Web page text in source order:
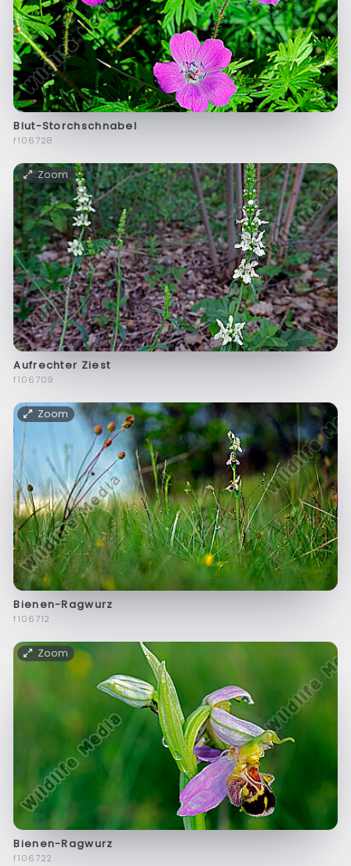
Blut-Storchschnabel
f106728
Zoom
Aufrechter Ziest
f106709
Zoom
Bienen-Ragwurz
f106712
Zoom
Bienen-Ragwurz
f106722